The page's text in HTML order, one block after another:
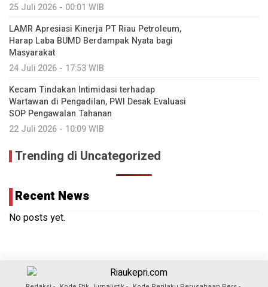
25 Juli 2026 - 00:01 WIB
LAMR Apresiasi Kinerja PT Riau Petroleum,
Harap Laba BUMD Berdampak Nyata bagi
Masyarakat
24 Juli 2026 - 17:53 WIB
Kecam Tindakan Intimidasi terhadap
Wartawan di Pengadilan, PWI Desak Evaluasi
SOP Pengawalan Tahanan
22 Juli 2026 - 10:09 WIB
Trending di Uncategorized
Recent News
No posts yet.